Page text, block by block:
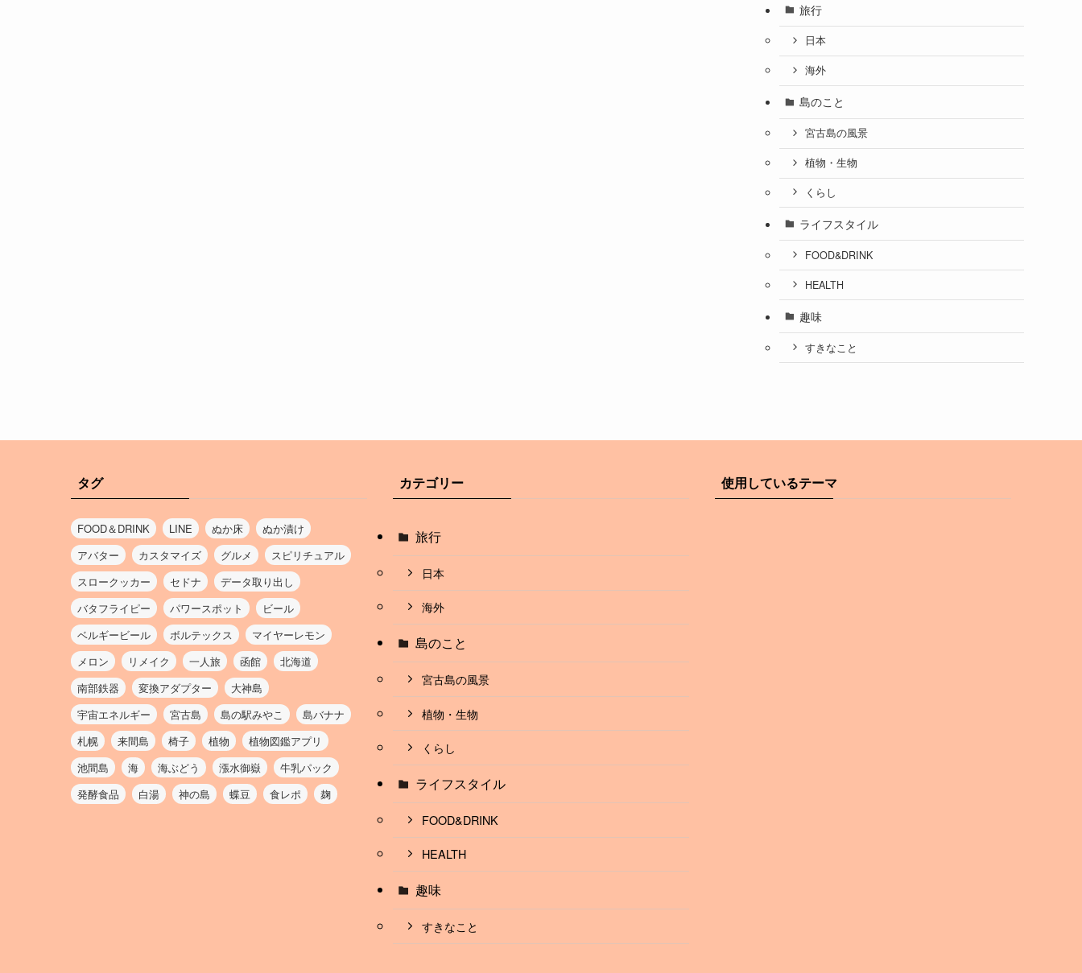
旅行
日本
海外
島のこと
宮古島の風景
植物・生物
くらし
ライフスタイル
FOOD&DRINK
HEALTH
趣味
すきなこと
タグ
FOOD＆DRINK LINE ぬか床
ぬか漬け
アバター
カスタマイズ グルメ
スピリチュアル
スロークッカー
セドナ
データ取り出し
バタフライピー
パワースポット
ビール
ベルギービール
ボルテックス
マイヤーレモン
メロン
リメイク 一人旅 函館
北海道
南部鉄器
変換アダプター
大神島
宇宙エネルギー
宮古島 島の駅みやこ
島バナナ
札幌
来間島 椅子 植物
植物図鑑アプリ
池間島
海 海ぶどう 漲水御嶽
牛乳パック
発酵食品
白湯 神の島 蝶豆 食レポ 麹
カテゴリー
旅行
日本
海外
島のこと
宮古島の風景
植物・生物
くらし
ライフスタイル
FOOD&DRINK
HEALTH
趣味
すきなこと
使用しているテーマ